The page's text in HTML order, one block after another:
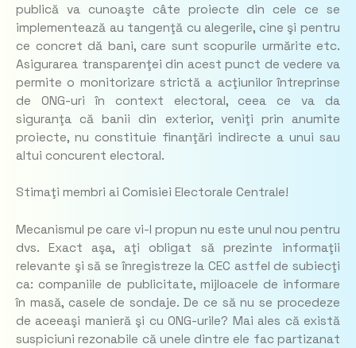
publică va cunoaşte câte proiecte din cele ce se
implementează au tangenţă cu alegerile, cine şi pentru
ce concret dă bani, care sunt scopurile urmărite etc.
Asigurarea transparenţei din acest punct de vedere va
permite o monitorizare strictă a acţiunilor întreprinse
de ONG-uri în context electoral, ceea ce va da
siguranţa că banii din exterior, veniţi prin anumite
proiecte, nu constituie finanţări indirecte a unui sau
altui concurent electoral.
Stimaţi membri ai Comisiei Electorale Centrale!
Mecanismul pe care vi-l propun nu este unul nou pentru
dvs. Exact aşa, aţi obligat să prezinte informaţii
relevante şi să se înregistreze la CEC astfel de subiecţi
ca: companiile de publicitate, mijloacele de informare
în masă, casele de sondaje. De ce să nu se procedeze
de aceeaşi manieră şi cu ONG-urile? Mai ales că există
suspiciuni rezonabile că unele dintre ele fac partizanat